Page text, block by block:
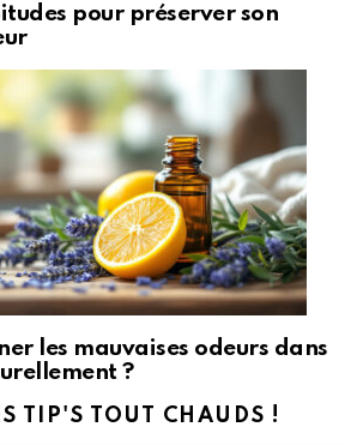
pour préserver son
les mauvaises odeurs dans
?
TIP'S TOUT CHAUDS !